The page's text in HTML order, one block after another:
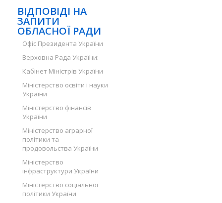
ВІДПОВІДІ НА
ЗАПИТИ
ОБЛАСНОЇ РАДИ
Офіс Президента України
Верховна Рада України:
Кабінет Міністрів України
Міністерство освіти і науки
України
Міністерство фінансів
України
Міністерство аграрної
політики та
продовольства України
Міністерство
інфраструктури України
Міністерство соціальної
політики України